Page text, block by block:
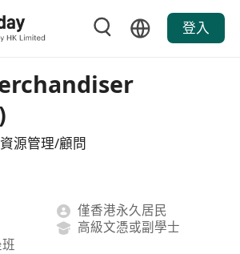
登入
資源管理/顧問
僅香港永久居民
高級文憑或副學士